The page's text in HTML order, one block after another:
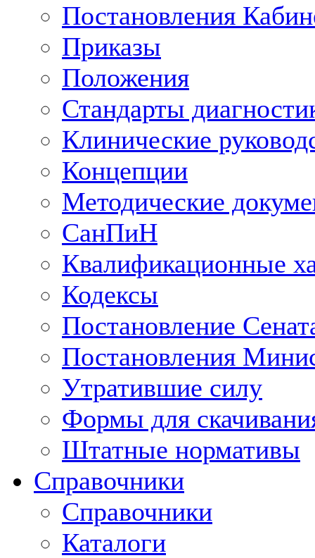
Постановления
Приказы
Положения
Стандарты
Клинические
Концепции
Методические
СанПиН
Квалификационные
Кодексы
Постановление
Постановления
Утратившие силу
Формы для
Штатные нормативы
Справочники
Справочники
Каталоги